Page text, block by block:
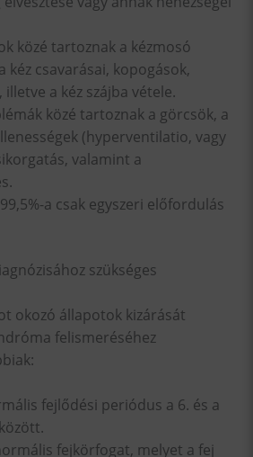
közé tartoznak a kézmosó
kéz csavarásai, kopogások,
illetve a kéz szájba vétele.
közé tartoznak a görcsök, a
(hyperventilatio, vagy
valamint a
a csak egyszeri előfordulás
szükséges
okozó állapotok kizárását
felismeréséhez
fejlődési periódus a 6. és a
fejkörfogat, melyet a fej